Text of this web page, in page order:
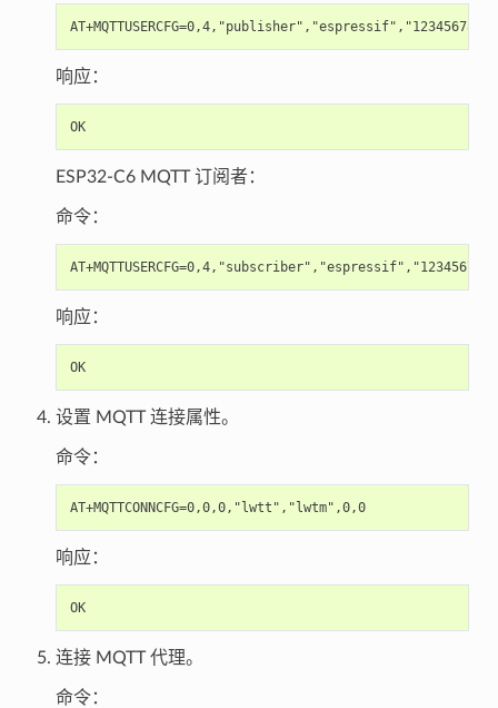
响应：
OK
ESP32-C6 MQTT 订阅者：
命令：
响应：
OK
设置 MQTT 连接属性。
命令：
AT+MQTTCONNCFG=0,0,0,"lwtt","lwtm",0,0
响应：
OK
连接 MQTT 代理。
命令：